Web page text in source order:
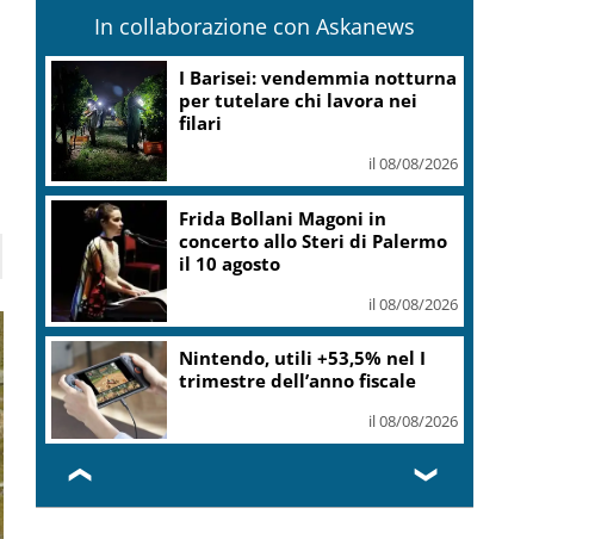
In collaborazione con Askanews
I Barisei: vendemmia notturna
per tutelare chi lavora nei
filari
il 08/08/2026
Frida Bollani Magoni in
concerto allo Steri di Palermo
il 10 agosto
il 08/08/2026
Nintendo, utili +53,5% nel I
trimestre dell’anno fiscale
il 08/08/2026
❮ ❯